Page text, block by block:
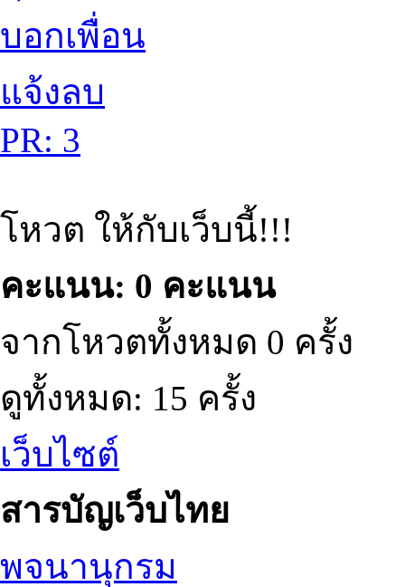
บอกเพื่อน
แจ้งลบ
PR: 3
โหวต ให้กับเว็บนี้!!!
คะแนน: 0 คะแนน
จากโหวตทั้งหมด 0 ครั้ง
ดูทั้งหมด: 15 ครั้ง
เว็บไซต์
สารบัญเว็บไทย
พจนานุกรม